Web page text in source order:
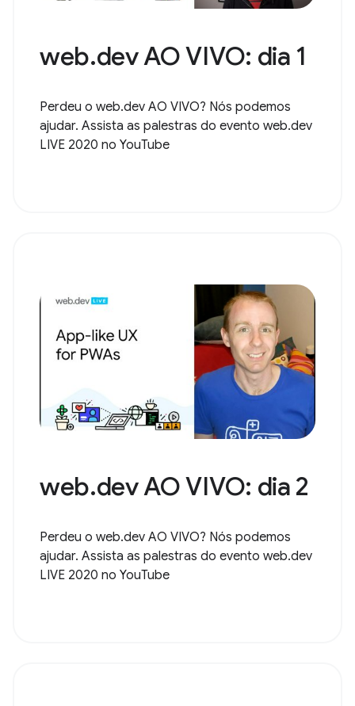
web.dev AO VIVO: dia 1
Perdeu o web.dev AO VIVO? Nós podemos
ajudar. Assista as palestras do evento web.dev
LIVE 2020 no YouTube
web.dev AO VIVO: dia 2
Perdeu o web.dev AO VIVO? Nós podemos
ajudar. Assista as palestras do evento web.dev
LIVE 2020 no YouTube